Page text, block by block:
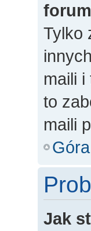
Tylko
maili i
to
maili
Góra
Jak